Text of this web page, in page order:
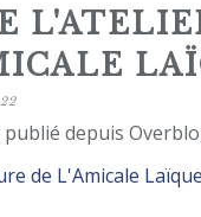
publié depuis